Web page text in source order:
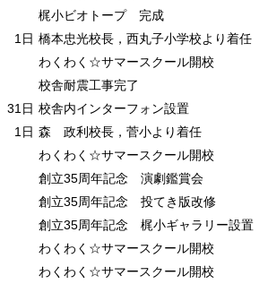
梶小ビオトープ 完成
1日 橋本忠光校長，西丸子小学校より着任
わくわく☆サマースクール開校
校舎耐震工事完了
31日 校舎内インターフォン設置
1日 森 政利校長，菅小より着任
わくわく☆サマースクール開校
創立35周年記念 演劇鑑賞会
創立35周年記念 投てき版改修
創立35周年記念 梶小ギャラリー設置
わくわく☆サマースクール開校
わくわく☆サマースクール開校